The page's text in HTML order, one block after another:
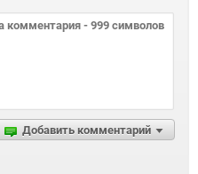
Добавить комментарий